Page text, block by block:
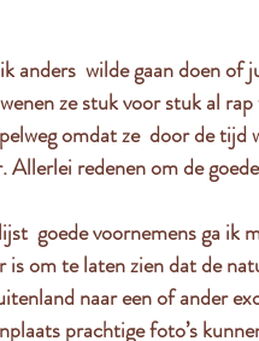
anders  wilde gaan doen of
ze stuk voor stuk al rap
omdat ze  door de tijd
redenen om de
goede voornemens ga ik
om te laten zien dat de
naar een of ander
prachtige foto’s